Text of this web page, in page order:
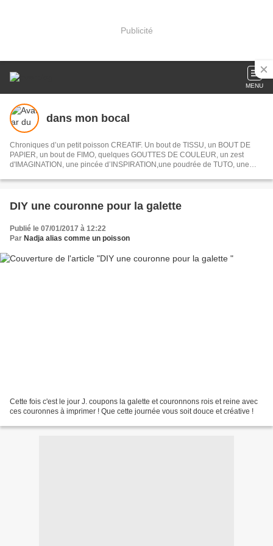
Publicité
MENU
dans mon bocal
Chroniques d’un petit poisson CREATIF. Un bout de TISSU, un BOUT DE
PAPIER, un bout de FIMO, quelques GOUTTES DE COULEUR, un zest
d'IMAGINATION, une pincée d’INSPIRATION,une poudrée de TUTO, une
DIY une couronne pour la galette
Publié le 07/01/2017 à 12:22
Par Nadja alias comme un poisson
Cette fois c'est le jour J. coupons la galette et couronnons rois et reine avec
ces couronnes à imprimer ! Que cette journée vous soit douce et créative !